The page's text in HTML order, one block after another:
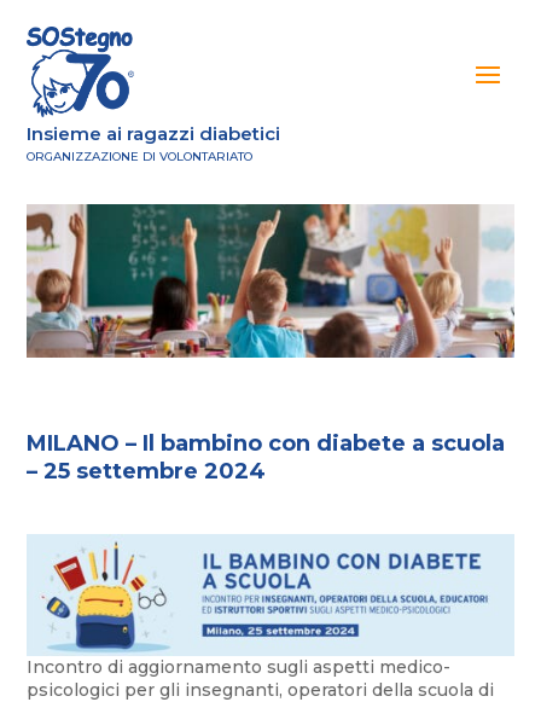
Insieme ai ragazzi diabetici
ORGANIZZAZIONE DI VOLONTARIATO
MILANO – Il bambino con diabete a scuola
– 25 settembre 2024
Incontro di aggiornamento sugli aspetti medico-
psicologici per gli insegnanti, operatori della scuola di